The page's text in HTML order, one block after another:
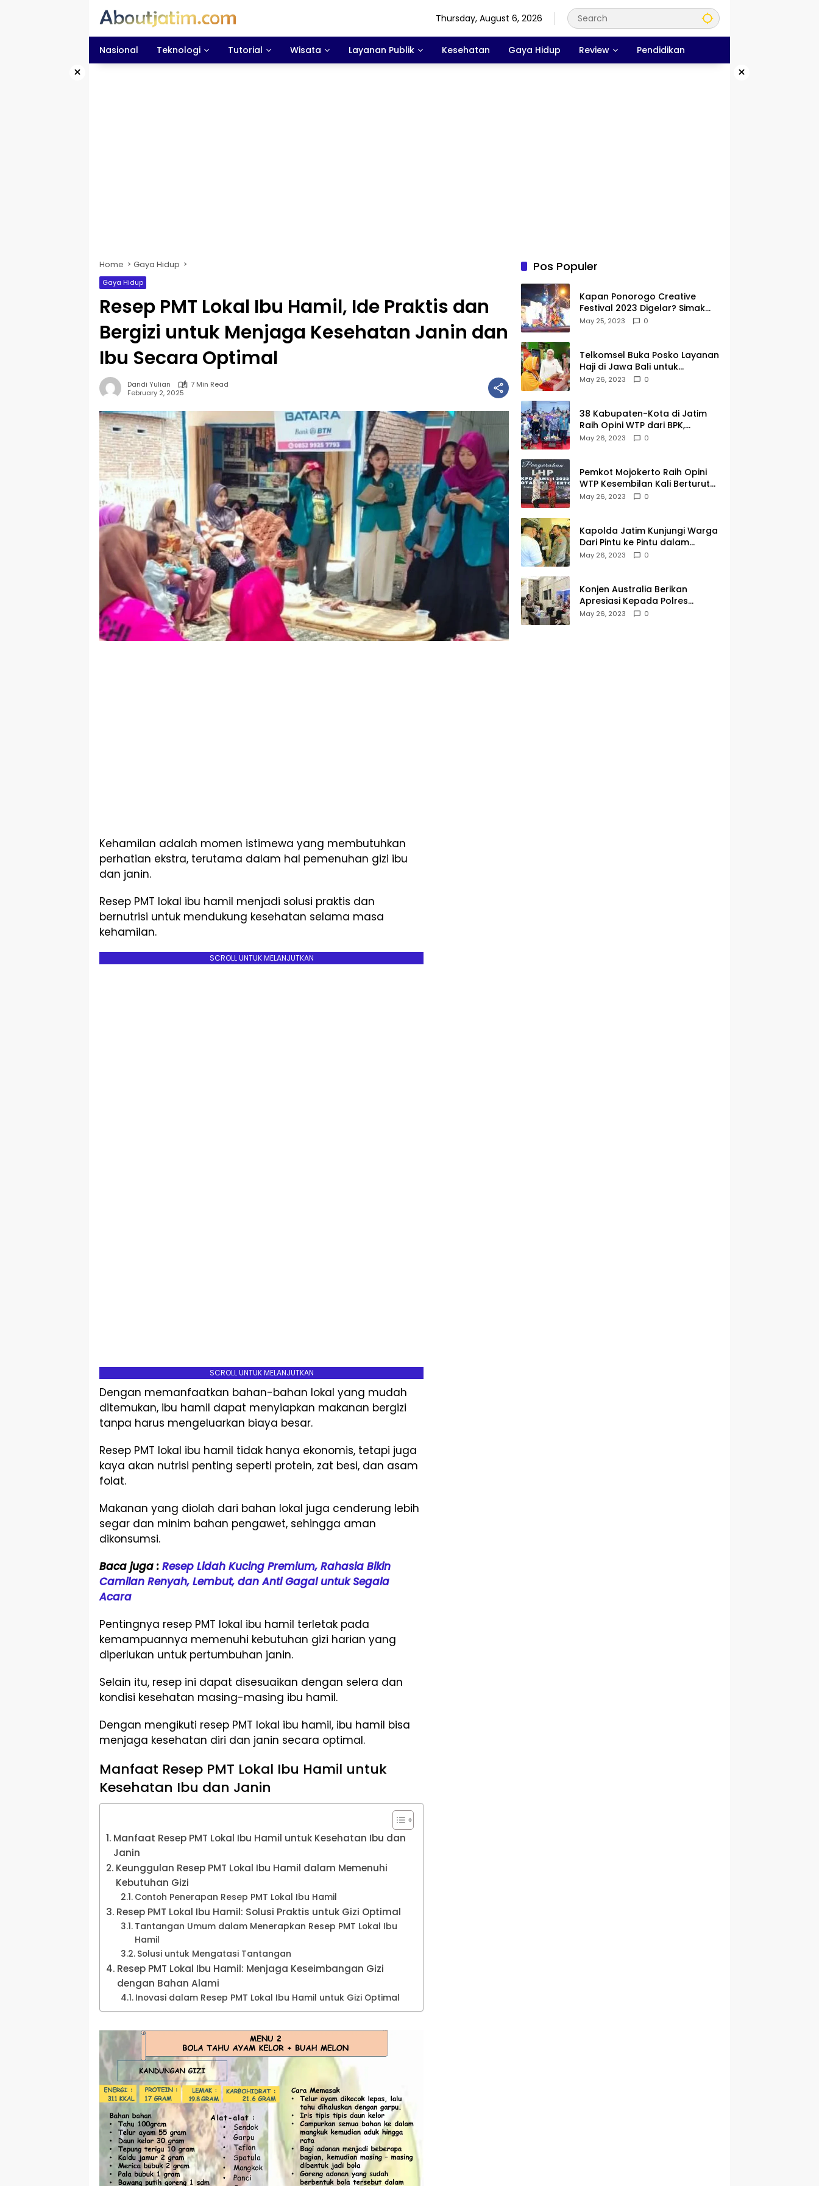
Thursday, August 6, 2026
Nasional Teknologi Tutorial Wisata Layanan Publik Kesehatan Gaya Hidup Review Pendidikan
× ×
Home Gaya Hidup
Gaya Hidup
Resep PMT Lokal Ibu Hamil, Ide Praktis dan
Bergizi untuk Menjaga Kesehatan Janin dan
Ibu Secara Optimal
Dandi Yulian
7 Min Read
February 2, 2025
Kehamilan adalah momen istimewa yang membutuhkan
perhatian ekstra, terutama dalam hal pemenuhan gizi ibu
dan janin.
Resep PMT lokal ibu hamil menjadi solusi praktis dan
bernutrisi untuk mendukung kesehatan selama masa
kehamilan.
SCROLL UNTUK MELANJUTKAN
SCROLL UNTUK MELANJUTKAN
Dengan memanfaatkan bahan-bahan lokal yang mudah
ditemukan, ibu hamil dapat menyiapkan makanan bergizi
tanpa harus mengeluarkan biaya besar.
Resep PMT lokal ibu hamil tidak hanya ekonomis, tetapi juga
kaya akan nutrisi penting seperti protein, zat besi, dan asam
folat.
Makanan yang diolah dari bahan lokal juga cenderung lebih
segar dan minim bahan pengawet, sehingga aman
dikonsumsi.
Baca juga : Resep Lidah Kucing Premium, Rahasia Bikin
Camilan Renyah, Lembut, dan Anti Gagal untuk Segala
Acara
Pentingnya resep PMT lokal ibu hamil terletak pada
kemampuannya memenuhi kebutuhan gizi harian yang
diperlukan untuk pertumbuhan janin.
Selain itu, resep ini dapat disesuaikan dengan selera dan
kondisi kesehatan masing-masing ibu hamil.
Dengan mengikuti resep PMT lokal ibu hamil, ibu hamil bisa
menjaga kesehatan diri dan janin secara optimal.
Manfaat Resep PMT Lokal Ibu Hamil untuk
Kesehatan Ibu dan Janin
Manfaat Resep PMT Lokal Ibu Hamil untuk Kesehatan Ibu dan
Janin
Keunggulan Resep PMT Lokal Ibu Hamil dalam Memenuhi
Kebutuhan Gizi
Contoh Penerapan Resep PMT Lokal Ibu Hamil
Resep PMT Lokal Ibu Hamil: Solusi Praktis untuk Gizi Optimal
Tantangan Umum dalam Menerapkan Resep PMT Lokal Ibu
Hamil
Solusi untuk Mengatasi Tantangan
Resep PMT Lokal Ibu Hamil: Menjaga Keseimbangan Gizi
dengan Bahan Alami
Inovasi dalam Resep PMT Lokal Ibu Hamil untuk Gizi Optimal
Pos Populer
Kapan Ponorogo Creative
Festival 2023 Digelar? Simak
Tanggalnya DISINI
May 25, 2023 0
Telkomsel Buka Posko Layanan
Haji di Jawa Bali untuk
Membantu Jemaah dalam
May 26, 2023 0
38 Kabupaten-Kota di Jatim
Raih Opini WTP dari BPK,
Gubernur Khofifah Apresiasi
May 26, 2023 0
Pemkot Mojokerto Raih Opini
WTP Kesembilan Kali Berturut-
turut dari BPK Jawa Timur
May 26, 2023 0
Kapolda Jatim Kunjungi Warga
Dari Pintu ke Pintu dalam
Kegiatan Jumat Curhat dan
May 26, 2023 0
Konjen Australia Berikan
Apresiasi Kepada Polres
Tanjungperak yang Konsisten
May 26, 2023 0